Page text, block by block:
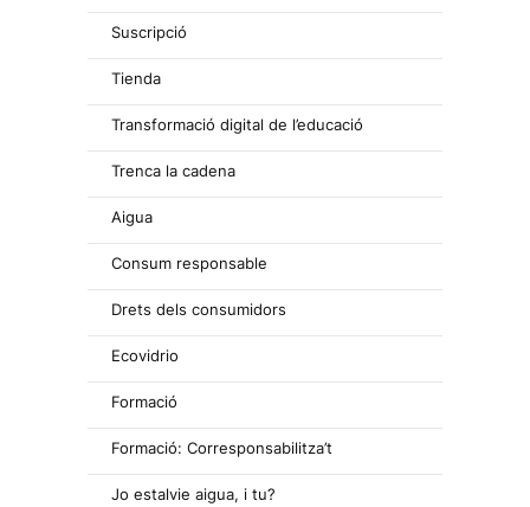
Suscripció
Tienda
Transformació digital de l’educació
Trenca la cadena
Aigua
Consum responsable
Drets dels consumidors
Ecovidrio
Formació
Formació: Corresponsabilitza’t
Jo estalvie aigua, i tu?